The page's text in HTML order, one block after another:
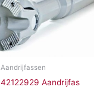
Aandrijfassen
42122929 Aandrijfas